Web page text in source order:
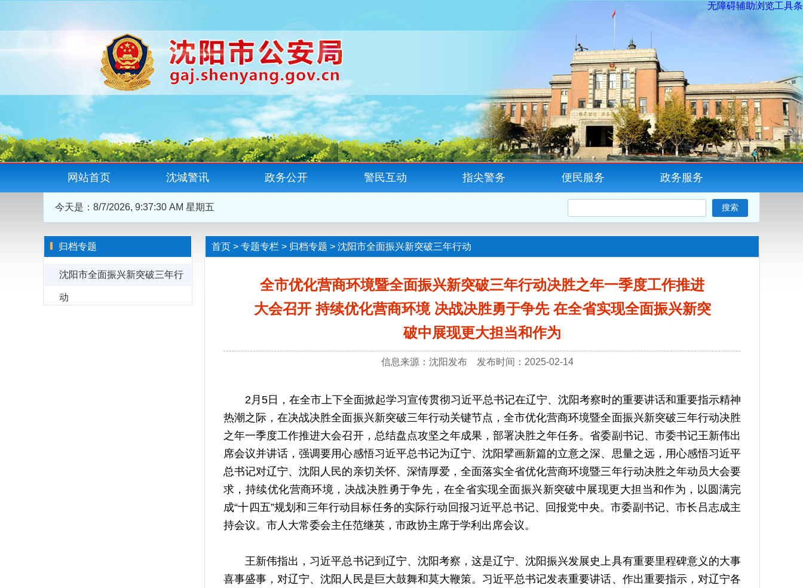
无障碍辅助浏览工具条
网站首页 沈城警讯 政务公开 警民互动 指尖警务 便民服务 政务服务
今天是： 8/7/2026, 9:37:31 AM 星期五
归档专题
沈阳市全面振兴新突破三年行
动
首页 > 专题专栏 > 归档专题 > 沈阳市全面振兴新突破三年行动
全市优化营商环境暨全面振兴新突破三年行动决胜之年一季度工作推进
大会召开 持续优化营商环境 决战决胜勇于争先 在全省实现全面振兴新突
破中展现更大担当和作为
信息来源：沈阳发布 发布时间：2025-02-14
2月5日，在全市上下全面掀起学习宣传贯彻习近平总书记在辽宁、沈阳考察时的重要讲话和重要指示精神
热潮之际，在决战决胜全面振兴新突破三年行动关键节点，全市优化营商环境暨全面振兴新突破三年行动决胜
之年一季度工作推进大会召开，总结盘点攻坚之年成果，部署决胜之年任务。省委副书记、市委书记王新伟出
席会议并讲话，强调要用心感悟习近平总书记为辽宁、沈阳擘画新篇的立意之深、思量之远，用心感悟习近平
总书记对辽宁、沈阳人民的亲切关怀、深情厚爱，全面落实全省优化营商环境暨三年行动决胜之年动员大会要
求，持续优化营商环境，决战决胜勇于争先，在全省实现全面振兴新突破中展现更大担当和作为，以圆满完
成“十四五”规划和三年行动目标任务的实际行动回报习近平总书记、回报党中央。市委副书记、市长吕志成主
持会议。市人大常委会主任范继英，市政协主席于学利出席会议。
王新伟指出，习近平总书记到辽宁、沈阳考察，这是辽宁、沈阳振兴发展史上具有重要里程碑意义的大事
喜事盛事，对辽宁、沈阳人民是巨大鼓舞和莫大鞭策。习近平总书记发表重要讲话、作出重要指示，对辽宁各